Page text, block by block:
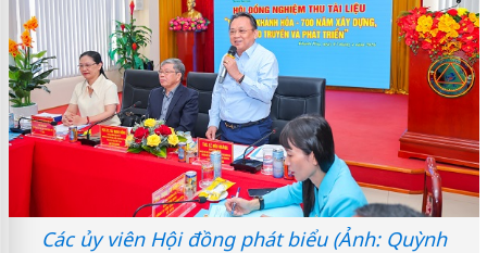
Các ủy viên Hội đồng phát biểu (Ảnh: Quỳnh